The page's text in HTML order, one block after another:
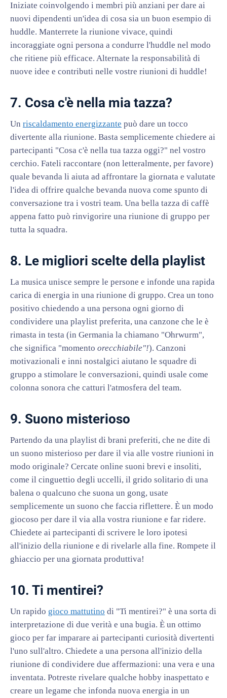
Iniziate coinvolgendo i membri più anziani per dare ai
nuovi dipendenti un'idea di cosa sia un buon esempio di
huddle. Manterrete la riunione vivace, quindi
incoraggiate ogni persona a condurre l'huddle nel modo
che ritiene più efficace. Alternate la responsabilità di
nuove idee e contributi nelle vostre riunioni di huddle!
7. Cosa c'è nella mia tazza?
Un riscaldamento energizzante può dare un tocco
divertente alla riunione. Basta semplicemente chiedere ai
partecipanti "Cosa c'è nella tua tazza oggi?" nel vostro
cerchio. Fateli raccontare (non letteralmente, per favore)
quale bevanda li aiuta ad affrontare la giornata e valutate
l'idea di offrire qualche bevanda nuova come spunto di
conversazione tra i vostri team. Una bella tazza di caffè
appena fatto può rinvigorire una riunione di gruppo per
tutta la squadra.
8. Le migliori scelte della playlist
La musica unisce sempre le persone e infonde una rapida
carica di energia in una riunione di gruppo. Crea un tono
positivo chiedendo a una persona ogni giorno di
condividere una playlist preferita, una canzone che le è
rimasta in testa (in Germania la chiamano "Ohrwurm",
che significa "momento orecchiabile"!). Canzoni
motivazionali e inni nostalgici aiutano le squadre di
gruppo a stimolare le conversazioni, quindi usale come
colonna sonora che catturi l'atmosfera del team.
9. Suono misterioso
Partendo da una playlist di brani preferiti, che ne dite di
un suono misterioso per dare il via alle vostre riunioni in
modo originale? Cercate online suoni brevi e insoliti,
come il cinguettio degli uccelli, il grido solitario di una
balena o qualcuno che suona un gong, usate
semplicemente un suono che faccia riflettere. È un modo
giocoso per dare il via alla vostra riunione e far ridere.
Chiedete ai partecipanti di scrivere le loro ipotesi
all'inizio della riunione e di rivelarle alla fine. Rompete il
ghiaccio per una giornata produttiva!
10. Ti mentirei?
Un rapido gioco mattutino di "Ti mentirei?" è una sorta di
interpretazione di due verità e una bugia. È un ottimo
gioco per far imparare ai partecipanti curiosità divertenti
l'uno sull'altro. Chiedete a una persona all'inizio della
riunione di condividere due affermazioni: una vera e una
inventata. Potreste rivelare qualche hobby inaspettato e
creare un legame che infonda nuova energia in un